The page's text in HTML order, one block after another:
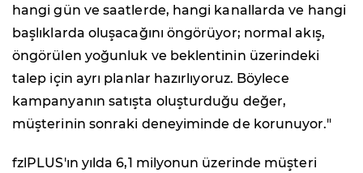
hangi gün ve saatlerde, hangi kanallarda ve hangi
başlıklarda oluşacağını öngörüyor; normal akış,
öngörülen yoğunluk ve beklentinin üzerindeki
talep için ayrı planlar hazırlıyoruz. Böylece
kampanyanın satışta oluşturduğu değer,
müşterinin sonraki deneyiminde de korunuyor."
fzlPLUS'ın yılda 6,1 milyonun üzerinde müşteri